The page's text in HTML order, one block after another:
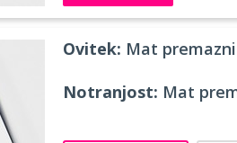
Ovitek: Mat
Notranjost: Mat